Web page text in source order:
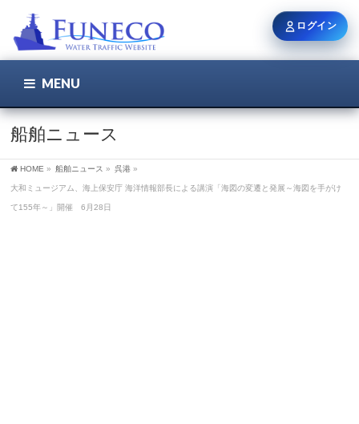
MENU
船舶ニュース
HOME » 船舶ニュース » 呉港 »
大和ミュージアム、海上保安庁 海洋情報部長による講演「海図の変遷と発展～海図を手がけ
て155年～」開催 6月28日
ログイン
ユーザー名 / メール